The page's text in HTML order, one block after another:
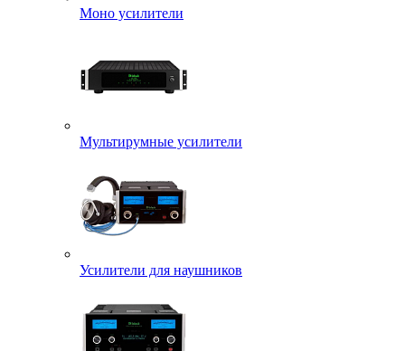
Моно усилители
Мультирумные усилители
Усилители для наушников